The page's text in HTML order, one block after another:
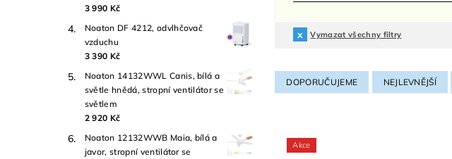
3 990 Kč
Noaton DF 4212, odvlhčovač
vzduchu
3 390 Kč
Noaton 14132WWL Canis, bílá a
světle hnědá, stropní ventilátor se
světlem
2 920 Kč
Noaton 12132WWB Maia, bílá a
javor, stropní ventilátor se
Vymazat všechny filtry
DOPORUČUJEME NEJLEVNĚJŠÍ
Akce